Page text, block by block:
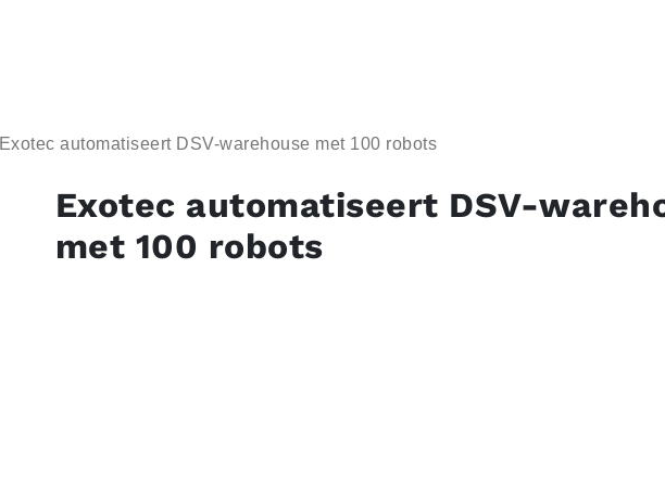
Exotec automatiseert DSV-warehouse met 100 robots
Exotec automatiseert DSV-
met 100 robots